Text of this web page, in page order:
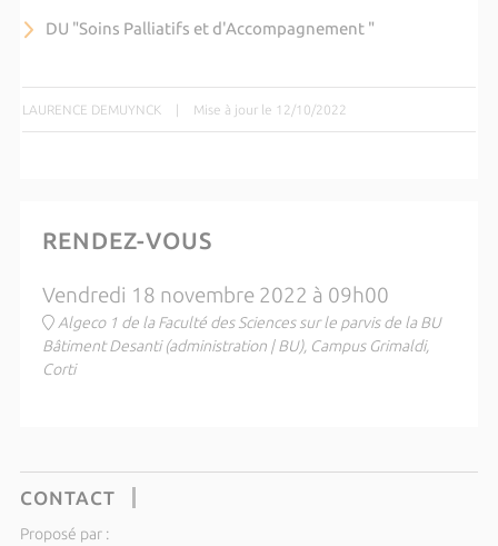
DU "Soins Palliatifs et d'Accompagnement "
LAURENCE DEMUYNCK | Mise à jour le 12/10/2022
RENDEZ-VOUS
Vendredi 18 novembre 2022 à 09h00
Algeco 1 de la Faculté des Sciences sur le parvis de la BU
Bâtiment Desanti (administration | BU), Campus Grimaldi,
Corti
CONTACT
Proposé par :